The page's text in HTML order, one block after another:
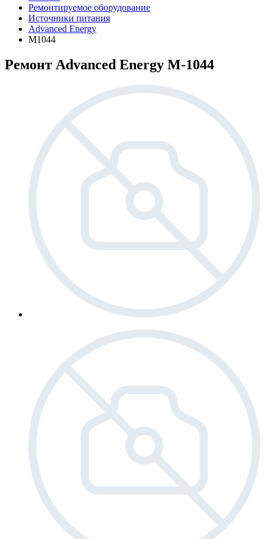
Ремонтируемое оборудование
Источники питания
Advanced Energy
M1044
Ремонт Advanced Energy M-1044